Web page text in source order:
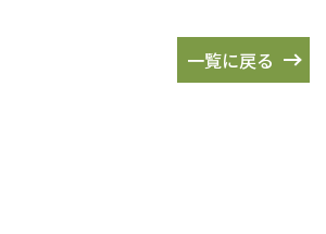
一覧に戻る